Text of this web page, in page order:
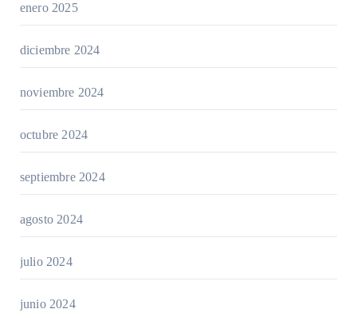
enero 2025
diciembre 2024
noviembre 2024
octubre 2024
septiembre 2024
agosto 2024
julio 2024
junio 2024